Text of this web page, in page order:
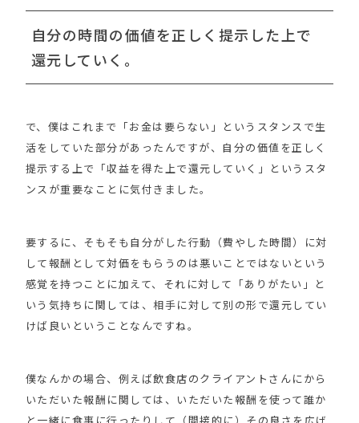
自分の時間の価値を正しく提示した上で
還元していく。
で、僕はこれまで「お金は要らない」というスタンスで生
活をしていた部分があったんですが、自分の価値を正しく
提示する上で「収益を得た上で還元していく」というスタ
ンスが重要なことに気付きました。
要するに、そもそも自分がした行動（費やした時間）に対
して報酬として対価をもらうのは悪いことではないという
感覚を持つことに加えて、それに対して「ありがたい」と
いう気持ちに関しては、相手に対して別の形で還元してい
けば良いということなんですね。
僕なんかの場合、例えば飲食店のクライアントさんにから
いただいた報酬に関しては、いただいた報酬を使って誰か
と一緒に食事に行ったりして（間接的に）その良さを広げ